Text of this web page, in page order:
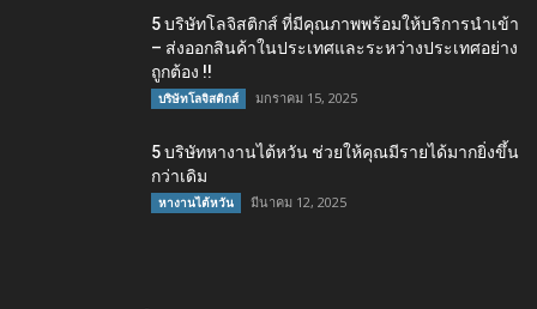
5 บริษัทโลจิสติกส์ ที่มีคุณภาพพร้อมให้บริการนำเข้า
– ส่งออกสินค้าในประเทศและระหว่างประเทศอย่าง
ถูกต้อง !!
บริษัทโลจิสติกส์ มกราคม 15, 2025
5 บริษัทหางานไต้หวัน ช่วยให้คุณมีรายได้มากยิ่งขึ้น
กว่าเดิม
หางานไต้หวัน มีนาคม 12, 2025